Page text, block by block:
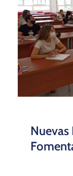
Nuevas